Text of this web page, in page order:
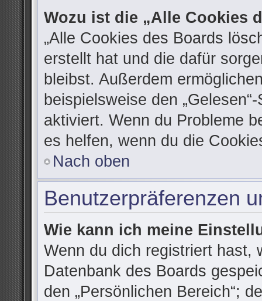
Wozu ist die „Alle Cookies
„Alle Cookies des Boards
erstellt hat und die dafür
bleibst. Außerdem
beispielsweise den
aktiviert. Wenn du Probleme
es helfen, wenn du die
Nach oben
Benutzerpräferenzen
Wie kann ich meine
Wenn du dich registriert hast,
Datenbank des Boards
den „Persönlichen Bereich“;